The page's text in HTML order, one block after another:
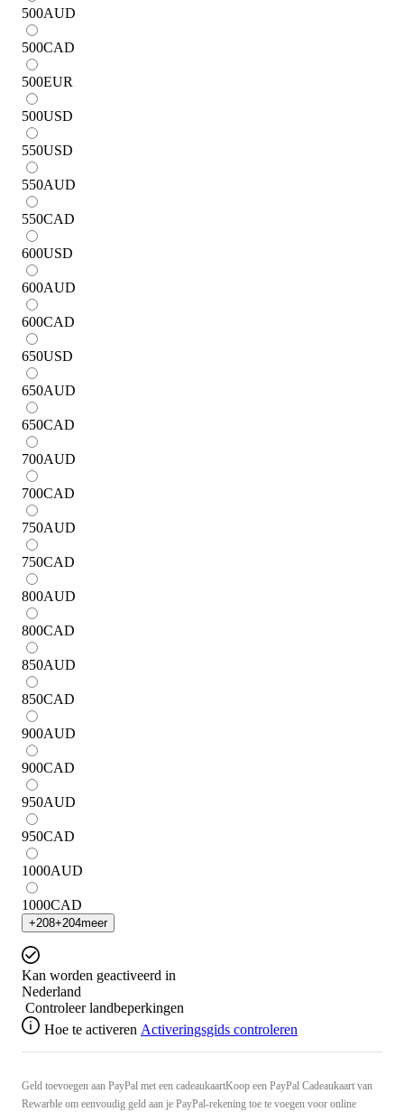
500AUD
500CAD
500EUR
500USD
550USD
550AUD
550CAD
600USD
600AUD
600CAD
650USD
650AUD
650CAD
700AUD
700CAD
750AUD
750CAD
800AUD
800CAD
850AUD
850CAD
900AUD
900CAD
950AUD
950CAD
1000AUD
1000CAD
+208+204meer
Kan worden geactiveerd in
Nederland
Controleer landbeperkingen
Hoe te activeren Activeringsgids controleren
Geld toevoegen aan PayPal met een cadeaukaartKoop een PayPal Cadeaukaart van
Rewarble om eenvoudig geld aan je PayPal-rekening toe te voegen voor online